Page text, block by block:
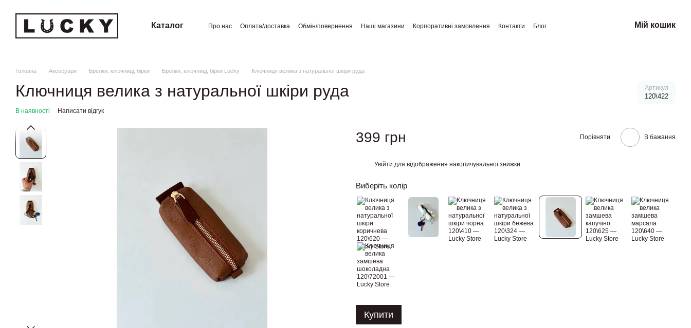
Каталог Про нас Оплата/доставка Обмін/повернення Наші магазини Корпоративні замовлення Контакти
Блог
Мій кошик
Головна Аксесуари Брелки, ключниці, бірки Брелки, ключниці, бірки Lucky Ключниця велика з натуральної шкіри руда
Ключниця велика з натуральної шкіри руда Артикул
120\422
В наявності Написати відгук
399 грн Порівняти В бажання
Увійти для відображення накопичувальної знижки
Виберіть колір
Купити